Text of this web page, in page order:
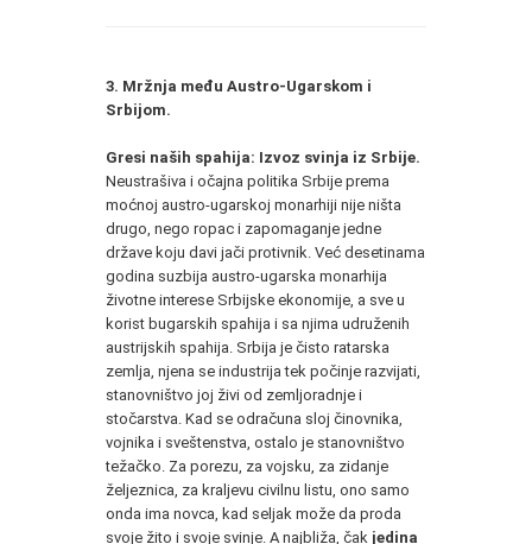
3. Mržnja među Austro-Ugarskom i
Srbijom.
Gresi naših spahija: Izvoz svinja iz Srbije.
Neustrašiva i očajna politika Srbije prema
moćnoj austro-ugarskoj monarhiji nije ništa
drugo, nego ropac i zapomaganje jedne
države koju davi jači protivnik. Već desetinama
godina suzbija austro-ugarska monarhija
životne interese Srbijske ekonomije, a sve u
korist bugarskih spahija i sa njima udruženih
austrijskih spahija. Srbija je čisto ratarska
zemlja, njena se industrija tek počinje razvijati,
stanovništvo joj živi od zemljoradnje i
stočarstva. Kad se odračuna sloj činovnika,
vojnika i sveštenstva, ostalo je stanovništvo
težačko. Za porezu, za vojsku, za zidanje
željeznica, za kraljevu civilnu listu, ono samo
onda ima novca, kad seljak može da proda
svoje žito i svoje svinje. A najbliža, čak jedina